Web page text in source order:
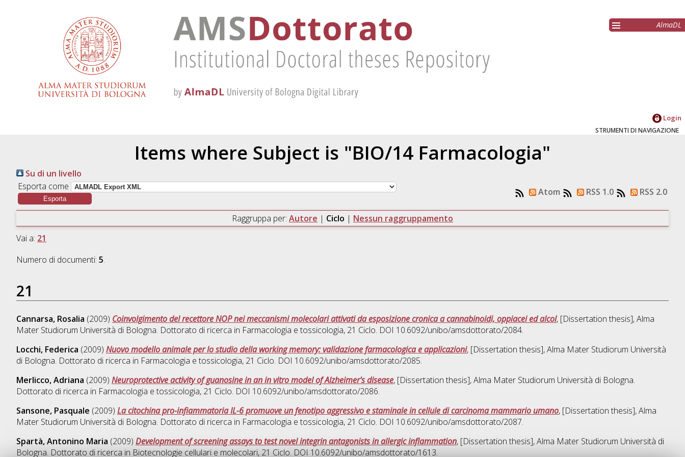
AlmaDL
Login
STRUMENTI DI NAVIGAZIONE
Items where Subject is "BIO/14 Farmacologia"
Su di un livello
Esporta come
Atom RSS 1.0 RSS 2.0
Raggruppa per: Autore | Ciclo | Nessun raggruppamento
Vai a: 21
Numero di documenti: 5.
21
Cannarsa, Rosalia (2009) Coinvolgimento del recettore NOP nei meccanismi molecolari attivati da esposizione cronica a cannabinoidi, oppiacei ed alcol, [Dissertation thesis], Alma
Mater Studiorum Università di Bologna. Dottorato di ricerca in Farmacologia e tossicologia, 21 Ciclo. DOI 10.6092/unibo/amsdottorato/2084.
Locchi, Federica (2009) Nuovo modello animale per lo studio della working memory: validazione farmacologica e applicazioni, [Dissertation thesis], Alma Mater Studiorum Università
di Bologna. Dottorato di ricerca in Farmacologia e tossicologia, 21 Ciclo. DOI 10.6092/unibo/amsdottorato/2085.
Merlicco, Adriana (2009) Neuroprotective activity of guanosine in an in vitro model of Alzheimer's disease, [Dissertation thesis], Alma Mater Studiorum Università di Bologna.
Dottorato di ricerca in Farmacologia e tossicologia, 21 Ciclo. DOI 10.6092/unibo/amsdottorato/2086.
Sansone, Pasquale (2009) La citochina pro-infiammatoria IL-6 promuove un fenotipo aggressivo e staminale in cellule di carcinoma mammario umano, [Dissertation thesis], Alma
Mater Studiorum Università di Bologna. Dottorato di ricerca in Farmacologia e tossicologia, 21 Ciclo. DOI 10.6092/unibo/amsdottorato/2087.
Spartà, Antonino Maria (2009) Development of screening assays to test novel integrin antagonists in allergic inflammation, [Dissertation thesis], Alma Mater Studiorum Università di
Bologna. Dottorato di ricerca in Biotecnologie cellulari e molecolari, 21 Ciclo. DOI 10.6092/unibo/amsdottorato/1613.